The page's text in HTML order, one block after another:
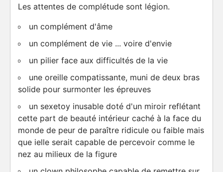
Les attentes de complétude sont légion.
un complément d'âme
un complément de vie ... voire d'envie
un pilier face aux difficultés de la vie
une oreille compatissante, muni de deux bras
solide pour surmonter les épreuves
un sexetoy inusable doté d'un miroir reflétant
cette part de beauté intérieur caché à la face du
monde de peur de paraître ridicule ou faible mais
que ielle serait capable de percevoir comme le
nez au milieux de la figure